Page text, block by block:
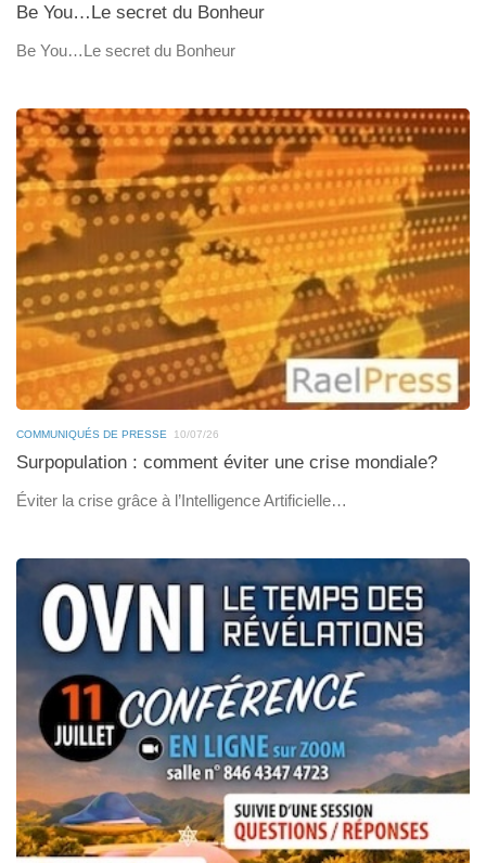
Be You…Le secret du Bonheur
Be You…Le secret du Bonheur
COMMUNIQUÉS DE PRESSE 10/07/26
Surpopulation : comment éviter une crise mondiale?
Éviter la crise grâce à l’Intelligence Artificielle…